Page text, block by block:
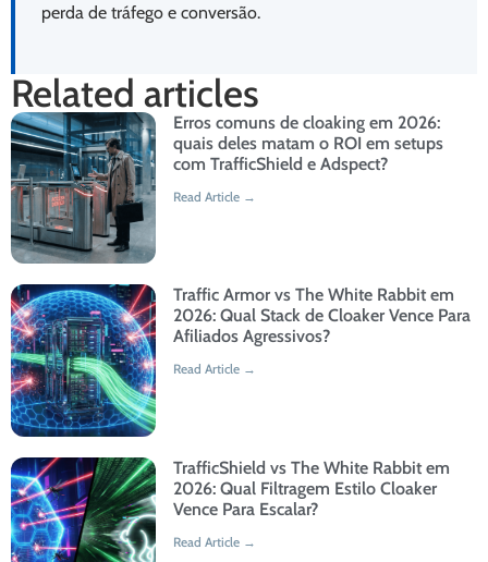
perda de tráfego e conversão.
Related articles
Erros comuns de cloaking em 2026:
quais deles matam o ROI em setups
com TrafficShield e Adspect?
Read Article →
Traffic Armor vs The White Rabbit em
2026: Qual Stack de Cloaker Vence Para
Afiliados Agressivos?
Read Article →
TrafficShield vs The White Rabbit em
2026: Qual Filtragem Estilo Cloaker
Vence Para Escalar?
Read Article →